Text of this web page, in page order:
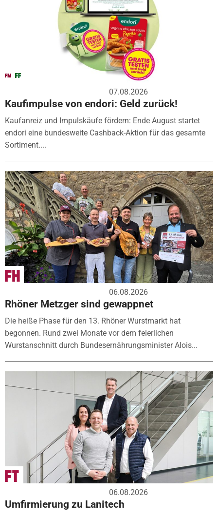
07.08.2026
Kaufimpulse von endori: Geld zurück!
Kaufanreiz und Impulskäufe fördern: Ende August startet
endori eine bundesweite Cashback-Aktion für das gesamte
Sortiment....
06.08.2026
Rhöner Metzger sind gewappnet
Die heiße Phase für den 13. Rhöner Wurstmarkt hat
begonnen. Rund zwei Monate vor dem feierlichen
Wurstanschnitt durch Bundesernährungsminister Alois...
06.08.2026
Umfirmierung zu Lanitech